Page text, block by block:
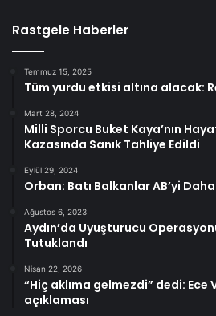
Rastgele Haberler
Temmuz 15, 2025
Tüm yurdu etkisi altına alacak:
Mart 28, 2024
Milli Sporcu Buket Kaya’nın
Kazasında Sanık Tahliye Edildi
Eylül 29, 2024
Orban: Batı Balkanlar AB’yi
Ağustos 6, 2023
Aydın’da Uyuşturucu
Tutuklandı
Nisan 22, 2026
“Hiç aklıma gelmezdi” dedi: Ece
açıklaması